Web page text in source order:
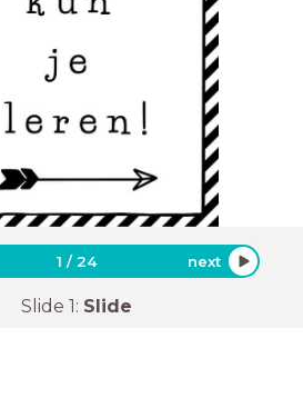
1 /24 next
Slide 1: Slide